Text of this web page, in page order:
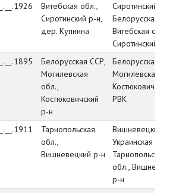
__.__.1926
Витебская обл.,
Сиротинский р-н,
дер. Купнина
Сиротинский РВК,
Белорусская
Витебская обл.,
Сиротинский р-н
__.__.1895
Белорусская ССР,
Могилевская
обл.,
Костюковичский
р-н
Белорусская
Могилевская
Костюковичский
РВК
__.__.1911
Тарнопольская
обл.,
Вишневецкий р-н
Вишневецкий
Украинская ССР,
Тарнопольская
обл.,
р-н